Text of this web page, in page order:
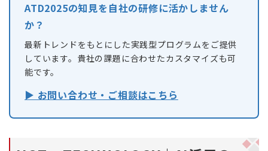
ATD2025の知見を自社の研修に活かしません
か？
最新トレンドをもとにした実践型プログラムをご提供
しています。貴社の課題に合わせたカスタマイズも可
能です。
▶ お問い合わせ・ご相談はこちら